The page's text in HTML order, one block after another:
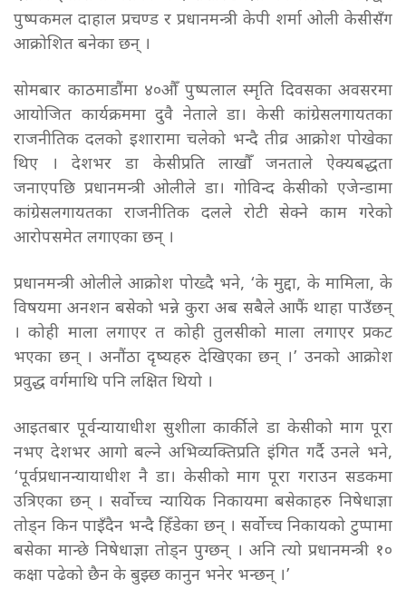
पुष्पकमल दाहाल प्रचण्ड र प्रधानमन्त्री केपी शर्मा ओली केसीसँग
आक्रोशित बनेका छन् ।
सोमबार काठमाडौंमा ४०औँ पुष्पलाल स्मृति दिवसका अवसरमा
आयोजित कार्यक्रममा दुवै नेताले डा। केसी कांग्रेसलगायतका
राजनीतिक दलको इशारामा चलेको भन्दै तीव्र आक्रोश पोखेका
थिए । देशभर डा केसीप्रति लाखौँ जनताले ऐक्यबद्धता
जनाएपछि प्रधानमन्त्री ओलीले डा। गोविन्द केसीको एजेन्डामा
कांग्रेसलगायतका राजनीतिक दलले रोटी सेक्ने काम गरेको
आरोपसमेत लगाएका छन् ।
प्रधानमन्त्री ओलीले आक्रोश पोख्दै भने, ‘के मुद्दा, के मामिला, के
विषयमा अनशन बसेको भन्ने कुरा अब सबैले आफैं थाहा पाउँछन्
। कोही माला लगाएर त कोही तुलसीको माला लगाएर प्रकट
भएका छन् । अनौंठा दृष्यहरु देखिएका छन् ।’ उनको आक्रोश
प्रवुद्ध वर्गमाथि पनि लक्षित थियो ।
आइतबार पूर्वन्यायाधीश सुशीला कार्कीले डा केसीको माग पूरा
नभए देशभर आगो बल्ने अभिव्यक्तिप्रति इंगित गर्दै उनले भने,
‘पूर्वप्रधानन्यायाधीश नै डा। केसीको माग पूरा गराउन सडकमा
उत्रिएका छन् । सर्वोच्च न्यायिक निकायमा बसेकाहरु निषेधाज्ञा
तोड्न किन पाइँदैन भन्दै हिँडेका छन् । सर्वोच्च निकायको टुप्पामा
बसेका मान्छे निषेधाज्ञा तोड्न पुग्छन् । अनि त्यो प्रधानमन्त्री १०
कक्षा पढेको छैन के बुझ्छ कानुन भनेर भन्छन् ।’